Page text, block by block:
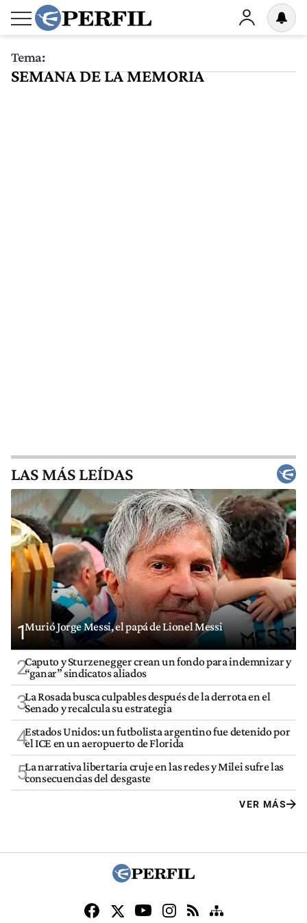
Tema:
SEMANA DE LA MEMORIA
LAS MÁS LEÍDAS
1Murió Jorge Messi, el papá de Lionel Messi
2Caputo y Sturzenegger crean un fondo para indemnizar y
“ganar” sindicatos aliados
3La Rosada busca culpables después de la derrota en el
Senado y recalcula su estrategia
4Estados Unidos: un futbolista argentino fue detenido por
el ICE en un aeropuerto de Florida
5La narrativa libertaria cruje en las redes y Milei sufre las
consecuencias del desgaste
VER MÁS